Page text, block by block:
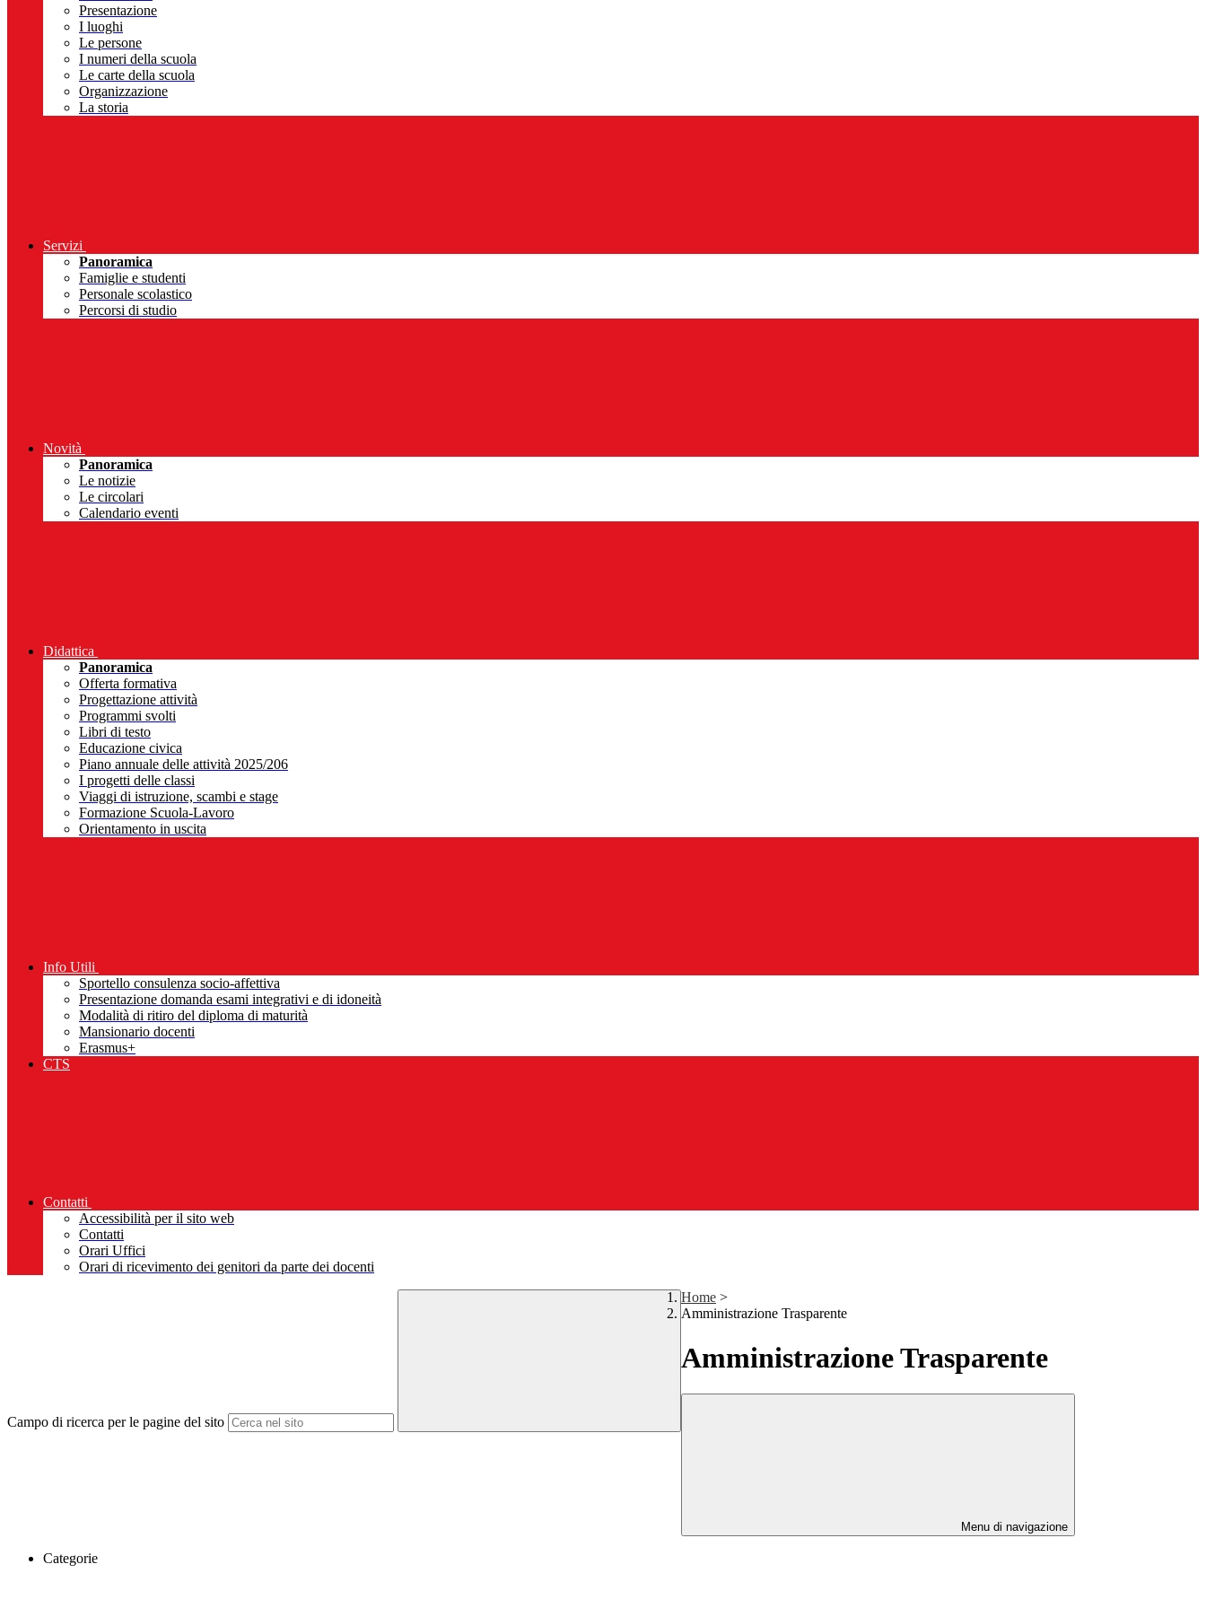
Presentazione
I luoghi
Le persone
I numeri della scuola
Le carte della scuola
Organizzazione
La storia
Servizi
Panoramica
Famiglie e studenti
Personale scolastico
Percorsi di studio
Novità
Panoramica
Le notizie
Le circolari
Calendario eventi
Didattica
Panoramica
Offerta formativa
Progettazione attività
Programmi svolti
Libri di testo
Educazione civica
Piano annuale delle attività 2025/206
I progetti delle classi
Viaggi di istruzione, scambi e stage
Formazione Scuola-Lavoro
Orientamento in uscita
Info Utili
Sportello consulenza socio-affettiva
Presentazione domanda esami integrativi e di idoneità
Modalità di ritiro del diploma di maturità
Mansionario docenti
Erasmus+
CTS
Contatti
Accessibilità per il sito web
Contatti
Orari Uffici
Orari di ricevimento dei genitori da parte dei docenti
Campo di ricerca per le pagine del sito
Home >
Amministrazione Trasparente
Amministrazione Trasparente
Menu di navigazione
Categorie